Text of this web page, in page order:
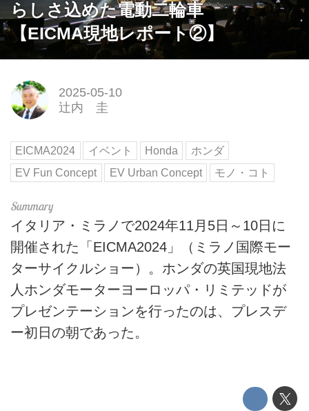
らしさ込めた電動二輪車
【EICMA現地レポート②】
2025-05-10
辻内 圭
EICMA2024 イベント Honda
ホンダ
EV Fun Concept
EV Urban Concept モノ・コト
イタリア・ミラノで2024年11月5日～10日に
開催された「EICMA2024」（ミラノ国際モー
ターサイクルショー）。ホンダの英国現地法
人ホンダモーターヨーロッパ・リミテッドが
プレゼンテーションを行ったのは、プレスデ
ー初日の朝であった。